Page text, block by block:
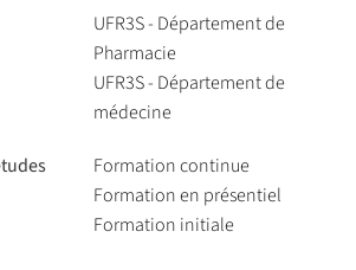
UFR3S - Département de
Pharmacie
UFR3S - Département de
médecine
Formation continue
Formation en présentiel
Formation initiale